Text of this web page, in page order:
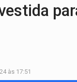
às 17:51